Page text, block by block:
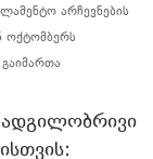
არჩევნების
ოქტომბერს